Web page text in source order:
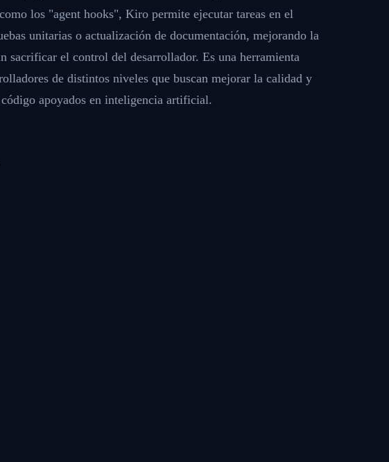
los "agent hooks", Kiro permite ejecutar tareas en el
unitarias o actualización de documentación, mejorando la
sacrificar el control del desarrollador. Es una herramienta
de distintos niveles que buscan mejorar la calidad y
apoyados en inteligencia artificial.